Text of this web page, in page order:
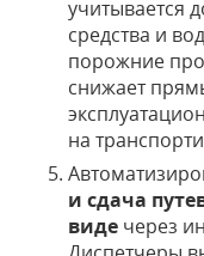
учитывается
средства и
порожние
снижает
на
и сдача
виде через